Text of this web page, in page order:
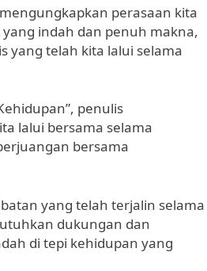
perasaan kita
indah dan penuh makna,
yang telah kita lalui selama
penulis
lalui bersama selama
bersama
yang telah terjalin selama
dukungan dan
di tepi kehidupan yang